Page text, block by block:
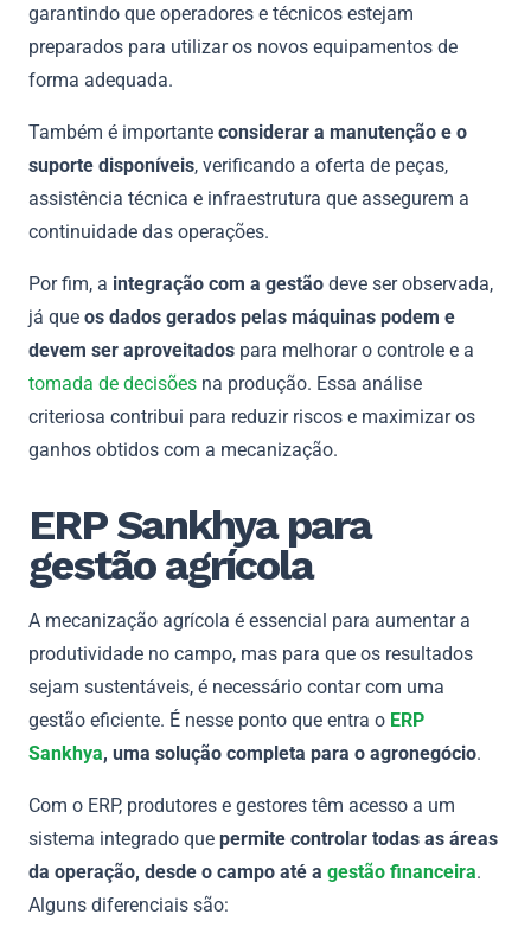
garantindo que operadores e técnicos estejam
preparados para utilizar os novos equipamentos de
forma adequada.
Também é importante considerar a manutenção e o
suporte disponíveis, verificando a oferta de peças,
assistência técnica e infraestrutura que assegurem a
continuidade das operações.
Por fim, a integração com a gestão deve ser observada,
já que os dados gerados pelas máquinas podem e
devem ser aproveitados para melhorar o controle e a
tomada de decisões na produção. Essa análise
criteriosa contribui para reduzir riscos e maximizar os
ganhos obtidos com a mecanização.
ERP Sankhya para
gestão agrícola
A mecanização agrícola é essencial para aumentar a
produtividade no campo, mas para que os resultados
sejam sustentáveis, é necessário contar com uma
gestão eficiente. É nesse ponto que entra o ERP
Sankhya, uma solução completa para o agronegócio.
Com o ERP, produtores e gestores têm acesso a um
sistema integrado que permite controlar todas as áreas
da operação, desde o campo até a gestão financeira.
Alguns diferenciais são: